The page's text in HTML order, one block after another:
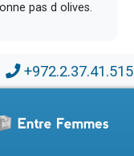
pas d olives.
+972.2.37.41.515